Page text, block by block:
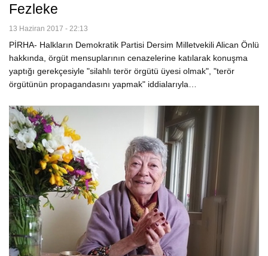
Fezleke
13 Haziran 2017 - 22:13
PİRHA- Halkların Demokratik Partisi Dersim Milletvekili Alican Önlü
hakkında, örgüt mensuplarının cenazelerine katılarak konuşma
yaptığı gerekçesiyle "silahlı terör örgütü üyesi olmak", "terör
örgütünün propagandasını yapmak" iddialarıyla…